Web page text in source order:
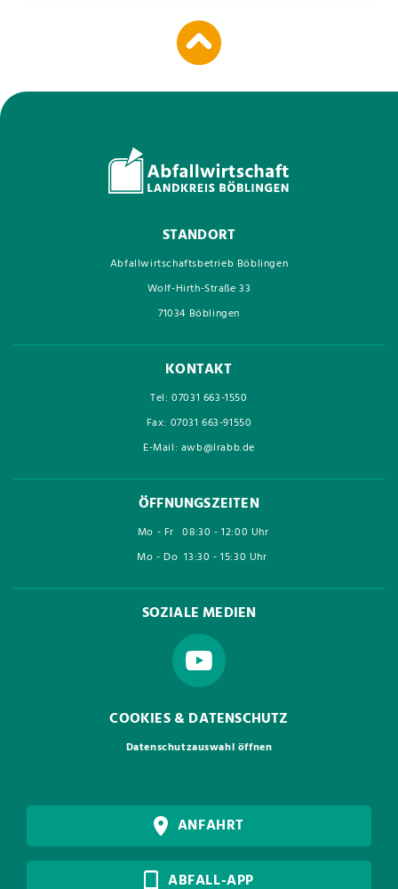
STANDORT
Abfallwirtschaftsbetrieb Böblingen
Wolf-Hirth-Straße 33
71034 Böblingen
KONTAKT
Tel: 07031 663-1550
Fax: 07031 663-91550
E-Mail: awb@lrabb.de
ÖFFNUNGSZEITEN
Mo - Fr 08:30 - 12:00 Uhr
Mo - Do 13:30 - 15:30 Uhr
SOZIALE MEDIEN
COOKIES & DATENSCHUTZ
Datenschutzauswahl öffnen
ANFAHRT
ABFALL-APP